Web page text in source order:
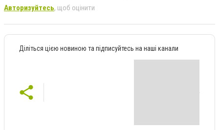
Авторизуйтесь, щоб оцінити
Діліться цією новиною та підписуйтесь на наші канали